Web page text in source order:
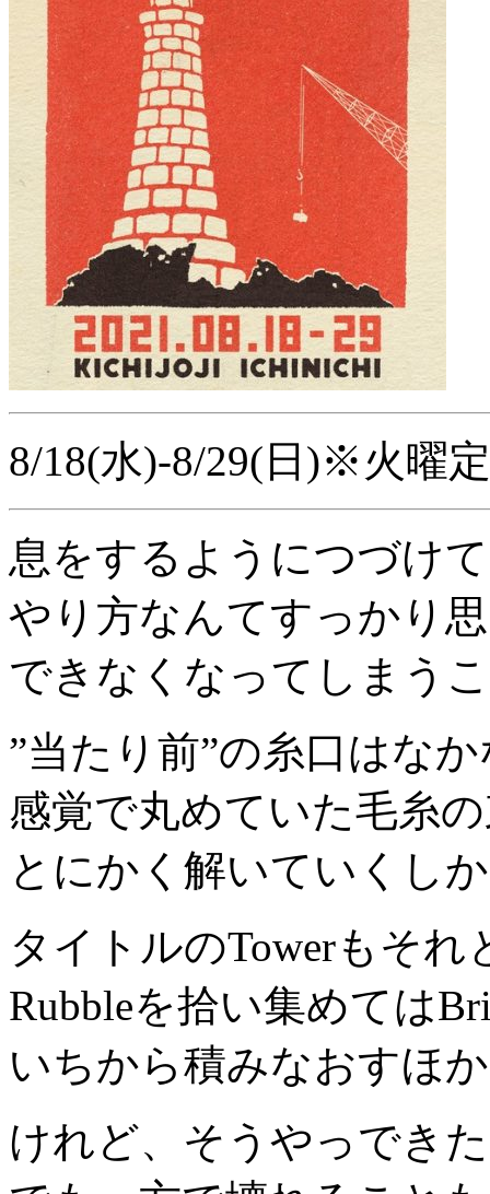
8/18(水)-8/29(日)※火曜
息をするようにつづけ
やり方なんてすっかり
できなくなってしまう
”当たり前”の糸口はな
感覚で丸めていた毛糸
とにかく解いていくし
タイトルのTowerもそ
Rubbleを拾い集めては
いちから積みなおすほ
けれど、そうやっでき